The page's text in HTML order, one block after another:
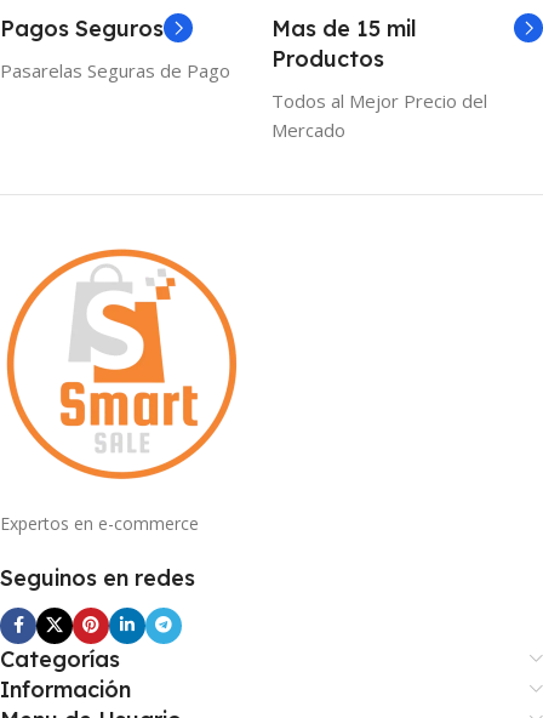
Pagos Seguros
Pasarelas Seguras de Pago
Mas de 15 mil
Productos
Todos al Mejor Precio del
Mercado
Expertos en e-commerce
Seguinos en redes
Categorías
Información